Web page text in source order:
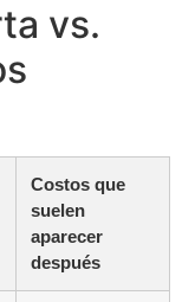
vs.
Costos que
suelen
aparecer
después